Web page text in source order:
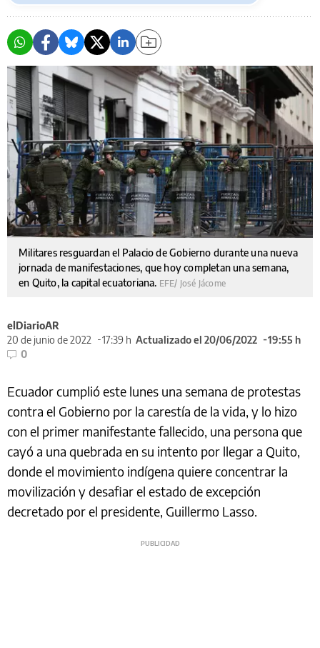
Militares resguardan el Palacio de Gobierno durante una nueva
jornada de manifestaciones, que hoy completan una semana,
en Quito, la capital ecuatoriana. EFE/ José Jácome
elDiarioAR
20 de junio de 2022
17:39 h Actualizado el 20/06/2022
19:55 h
0
Ecuador cumplió este lunes una semana de protestas
contra el Gobierno por la carestía de la vida, y lo hizo
con el primer manifestante fallecido, una persona que
cayó a una quebrada en su intento por llegar a Quito,
donde el movimiento indígena quiere concentrar la
movilización y desafiar el estado de excepción
decretado por el presidente, Guillermo Lasso.